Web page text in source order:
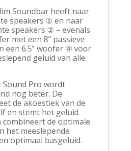
Soundbar heeft naar
speakers ① en naar
speakers ② – evenals
met een 8” passieve
een 6.5” woofer ④ voor
geluid van alle
Sound Pro wordt
nog beter. De
de akoestiek van de
en stemt het geluid
combineert de optimale
het meeslepende
optimaal basgeluid.